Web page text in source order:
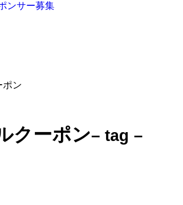
ンサー募集
ポン
クーポン– tag –